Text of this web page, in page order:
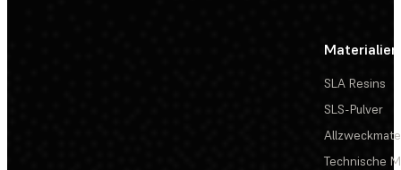
Materialien
SLA Resins
SLS-Pulver
Technische